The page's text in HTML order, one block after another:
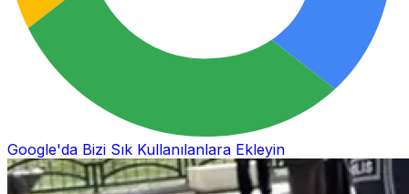
Google'da Bizi Sık Kullanılanlara Ekleyin